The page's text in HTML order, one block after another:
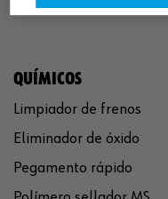
QUÍMICOS
Limpiador de frenos
Eliminador de óxido
Pegamento rápido